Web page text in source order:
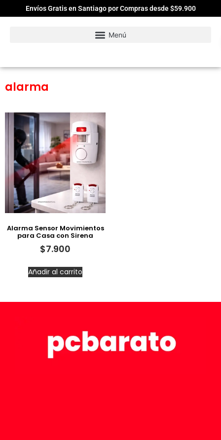
Envíos Gratis en Santiago por Compras desde $59.900
alarma
Alarma Sensor Movimientos
para Casa con Sirena
$7.900
Añadir al carrito